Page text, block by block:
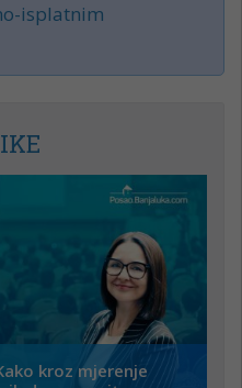
isplatnim
Kako kroz mjerenje